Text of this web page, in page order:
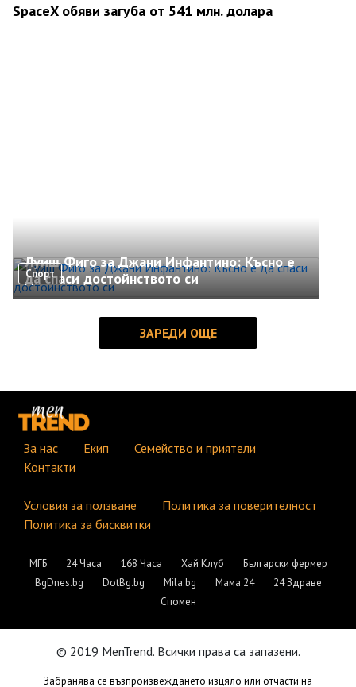
SpaceX обяви загуба от 541 млн. долара
Спорт
Луиш Фиго за Джани Инфантино: Късно е
да спаси достойнството си
За нас Екип
Семейство и приятели
Контакти
Условия за ползване
Политика за поверителност
Политика за бисквитки
МГБ 24 Часа 168 Часа Хай Клуб
Български фермер
BgDnes.bg
DotBg.bg Mila.bg Мама 24
24 Здраве
Спомен
© 2019 MenTrend. Всички права са запазени.
Забранява се възпроизвеждането изцяло или отчасти на